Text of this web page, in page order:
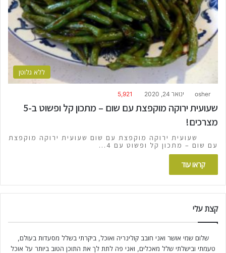
ללא גלוטן
osher ינואר 24, 2020 5,921
שעועית ירוקה מוקפצת עם שום – מתכון קל ופשוט ב-5
מצרכים!
שעועית ירוקה מוקפצת עם שום שעועית ירוקה מוקפצת
עם שום – מתכון קל ופשוט עם 4…
קראו עוד
קצת עלי
שלום שמי אושר ואני חובב קולינריה ואוכל, ביקרתי בשלל מסעדות בעולם,
טעמתי ובישלתי שלל מאכלים, ואני פה לתת לך את התוכן הטוב ביותר על אוכל